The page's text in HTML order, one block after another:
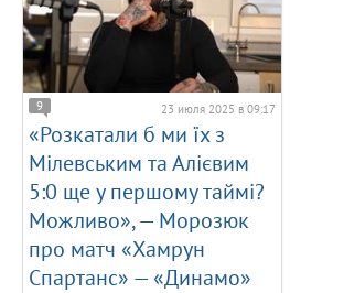
9 23 июля 2025 в 09:17
«Розкатали б ми їх з
Мілевським та Алієвим
5:0 ще у першому таймі?
Можливо», — Морозюк
про матч «Хамрун
Спартанс» — «Динамо»